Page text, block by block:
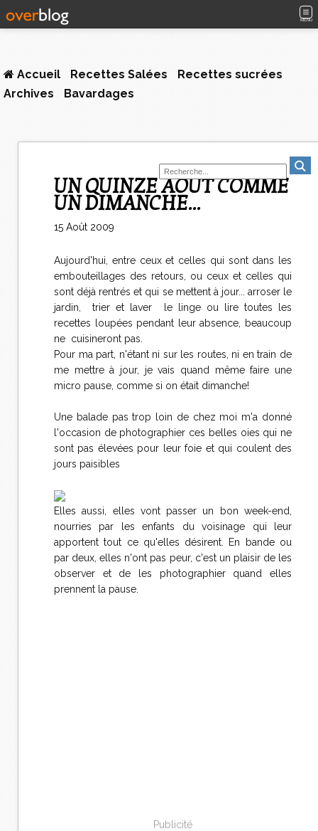
MENU
Accueil Recettes Salées
Recettes sucrées
Archives
Bavardages
UN QUINZE AOUT COMME
UN DIMANCHE...
15 Août 2009
Aujourd'hui, entre ceux et celles qui sont dans les
embouteillages des retours, ou ceux et celles qui
sont déjà rentrés et qui se mettent à jour... arroser le
jardin, trier et laver le linge ou lire toutes les
recettes loupées pendant leur absence, beaucoup
ne cuisineront pas.
Pour ma part, n'étant ni sur les routes, ni en train de
me mettre à jour, je vais quand même faire une
micro pause, comme si on était dimanche!
Une balade pas trop loin de chez moi m'a donné
l'occasion de photographier ces belles oies qui ne
sont pas élevées pour leur foie et qui coulent des
jours paisibles
Elles aussi, elles vont passer un bon week-end,
nourries par les enfants du voisinage qui leur
apportent tout ce qu'elles désirent. En bande ou
par deux, elles n'ont pas peur, c'est un plaisir de les
observer et de les photographier quand elles
prennent la pause.
Publicité